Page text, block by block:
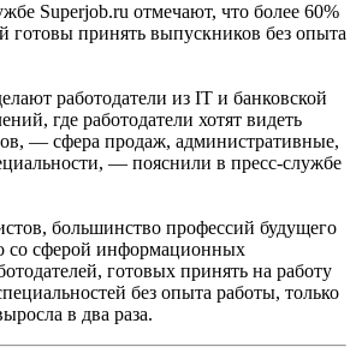
Superjob.ru отмечают, что более 60%
готовы принять выпускников без опыта
работодатели из IT и банковской
где работодатели хотят видеть
— сфера продаж, административные,
— пояснили в пресс-службе
большинство профессий будущего
со сферой информационных
готовых принять на работу
без опыта работы, только
в два раза.